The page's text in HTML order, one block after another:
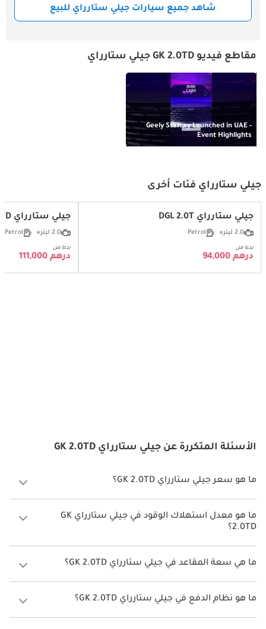
شاهد جميع سيارات جيلي ستارراي للبيع
مقاطع فيديو GK 2.0TD جيلي ستارراي
Geely Starray Launched in UAE -
Event Highlights
جيلي ستارراي فئات أخرى
جيلي ستارراي DGL 2.0T
2.0 ليتر Petrol
بدءا من
درهم 94,000
جيلي ستارراي GF 2.0TD
2.0 ليتر Petrol
بدءا من
درهم 111,000
الأسئلة المتكررة عن جيلي ستارراي GK 2.0TD
ما هو سعر جيلي ستارراي GK 2.0TD؟
سعر جيلي ستارراي GK 2.0TD هو درهم 101,000.
ما هو معدل استهلاك الوقود في جيلي ستارراي GK
2.0TD؟
يبلغ معدل استهلاك الوقود المقترح من الشركة المصنعة لسيارة جيلي
ستارراي 2026 من 11 كم/ليتر - 12 كم/ليتر.
ما هي سعة المقاعد في جيلي ستارراي GK 2.0TD؟
تتسع جيلي ستارراي GK 2.0TD لأ 5 أشخاص.
ما هو نظام الدفع في جيلي ستارراي GK 2.0TD؟
نظام الدفع في جيلي ستارراي Front Wheel Drive GK 2.0TD.